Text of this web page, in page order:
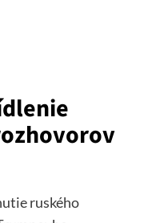
ruského